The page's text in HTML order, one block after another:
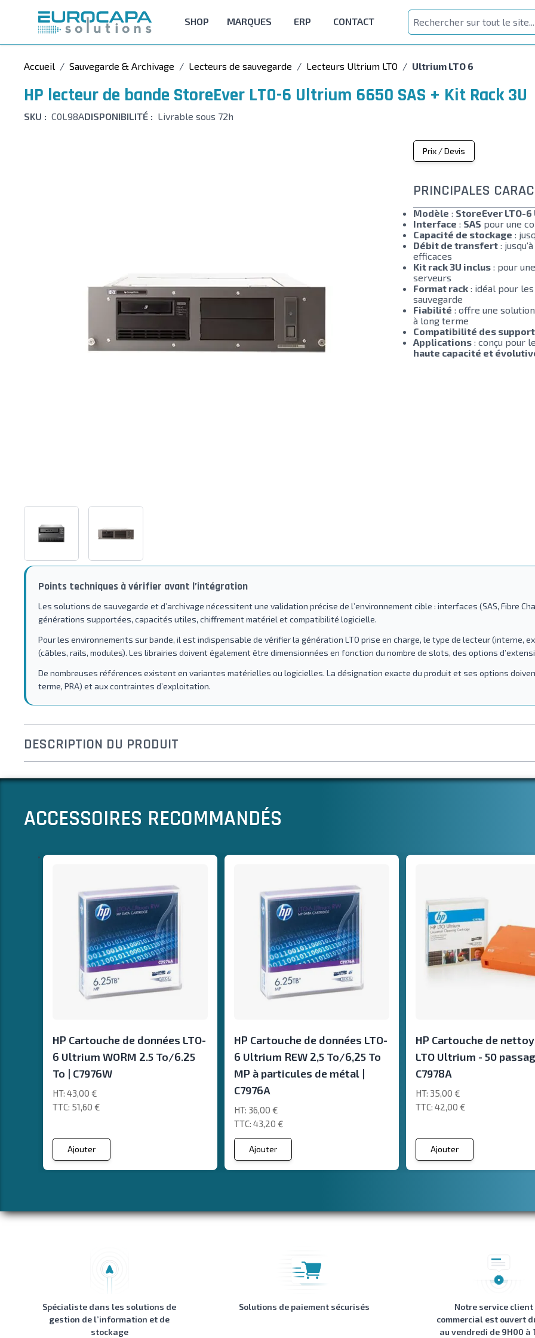
SHOP
MARQUES ERP CONTACT
Accueil / Sauvegarde & Archivage / Lecteurs de sauvegarde / Lecteurs Ultrium LTO / Ultrium LTO 6
HP lecteur de bande StoreEver LTO-6 Ultrium 6650 SAS + Kit Rack 3U
SKU : C0L98ADISPONIBILITÉ : Livrable sous 72h
Prix / Devis
PRINCIPALES
Modèle : StoreEver LTO-
Interface : SAS pour une
Capacité de stockage :
Débit de transfert : jusqu'à
efficaces
Kit rack 3U inclus : pour
serveurs
Format rack : idéal pour
sauvegarde
Fiabilité : offre une
à long terme
Compatibilité des
Applications : conçu pour
haute capacité et
Points techniques à vérifier avant l’intégration
Les solutions de sauvegarde et d’archivage nécessitent une validation précise de l’environnement cible : interfaces (SAS, Fibre
générations supportées, capacités utiles, chiffrement matériel et compatibilité logicielle.
Pour les environnements sur bande, il est indispensable de vérifier la génération LTO prise en charge, le type de lecteur (interne,
(câbles, rails, modules). Les librairies doivent également être dimensionnées en fonction du nombre de slots, des options
De nombreuses références existent en variantes matérielles ou logicielles. La désignation exacte du produit et ses options
terme, PRA) et aux contraintes d’exploitation.
DESCRIPTION DU PRODUIT
ACCESSOIRES RECOMMANDÉS
Il est possible de naviguer entre les éléments du carrousel à l'aide de la touche de tabulation. Vous pouvez sauter le
Cliquer pour passer le carrousel
HP Cartouche de données LTO-
6 Ultrium WORM 2.5 To/6.25
To | C7976W
51,60 €
43,00 €
Ajouter
HP Cartouche de données LTO-
6 Ultrium REW 2,5 To/6,25 To
MP à particules de métal |
C7976A
43,20 €
36,00 €
Ajouter
HP Cartouche de
LTO Ultrium - 50
C7978A
42,00 €
35,00 €
Ajouter
Spécialiste dans les solutions de
gestion de l’information et de
stockage
Solutions de paiement sécurisés
Notre service client
commercial est ouvert
au vendredi de 9H00 à